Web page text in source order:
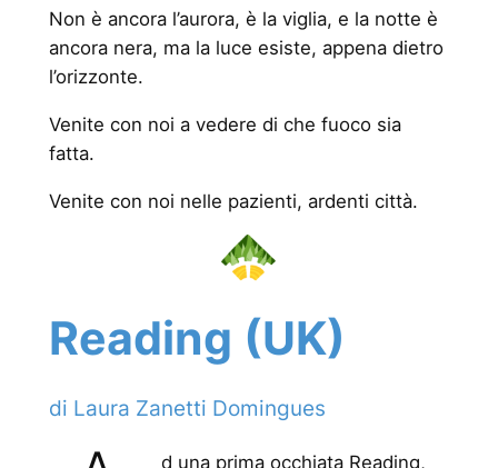
Non è ancora l’aurora, è la viglia, e la notte è
ancora nera, ma la luce esiste, appena dietro
l’orizzonte.
Venite con noi a vedere di che fuoco sia
fatta.
Venite con noi nelle pazienti, ardenti città.
Reading (UK)
di Laura Zanetti Domingues
d una prima occhiata Reading,